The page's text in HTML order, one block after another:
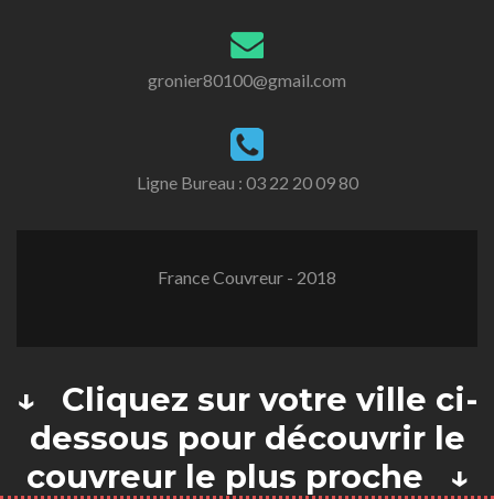
gronier80100@gmail.com
Ligne Bureau : 03 22 20 09 80
France Couvreur - 2018
↓ Cliquez sur votre ville ci-
dessous pour découvrir le
couvreur le plus proche ↓